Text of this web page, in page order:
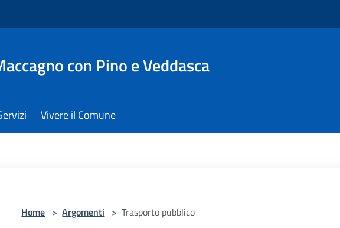
con Pino e Veddasca
Vivere il Comune
Home > Argomenti > Trasporto pubblico